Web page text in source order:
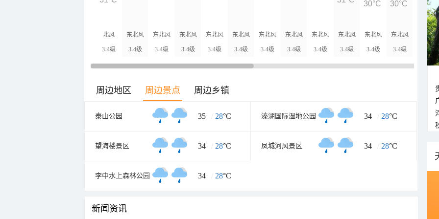
北风
3-4级
东北风
3-4级
东北风
3-4级
东北风
3-4级
东北风
3-4级
东北风
3-4级
东北风
3-4级
东北风
3-4级
东北风
3-4级
东北风
3-4级
东北风
3-4级
东北风
3-4级
东北风
3-4级
30°C 30°C 29°C
周边地区 周边景点 周边乡镇
泰山公园 35 / 28°C 溱湖国际湿地公园 34 / 28°C
望海楼景区 34 / 28°C 凤城河风景区 34 / 28°C
李中水上森林公园 34 / 28°C
新闻资讯